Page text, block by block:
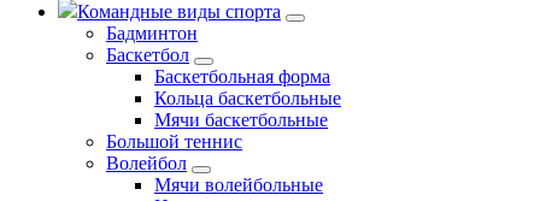
Командные виды спорта
Бадминтон
Баскетбол
Баскетбольная форма
Кольца баскетбольные
Мячи баскетбольные
Большой теннис
Волейбол
Мячи волейбольные